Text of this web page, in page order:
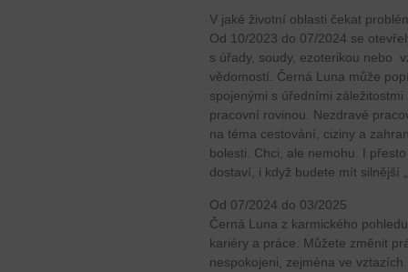
V jaké životní oblasti čekat
Od 10/2023 do 07/2024 se
s úřady, soudy, ezoterikou nebo
vědomostí. Černá Luna může
spojenými s úředními
pracovní rovinou. Nezdravé
na téma cestování, ciziny a
bolesti. Chci, ale nemohu. I
dostaví, i když budete mít silnější
Od 07/2024 do 03/2025
Černá Luna z karmického
kariéry a práce. Můžete změnit
nespokojeni, zejména ve